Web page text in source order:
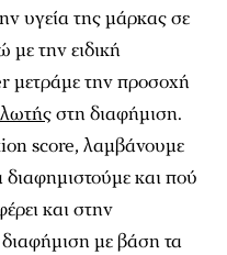
υγεία της μάρκας σε
με την ειδική
µετράµε την προσοχή
στη διαφήµιση.
score, λαμβάνουμε
και πού
και στην
µε βάση τα